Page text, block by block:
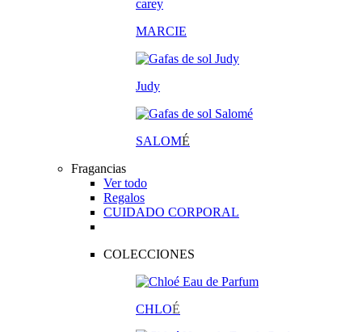
MARCIE
Judy
SALOMÉ
Fragancias
Ver todo
Regalos
CUIDADO CORPORAL
COLECCIONES
CHLOÉ